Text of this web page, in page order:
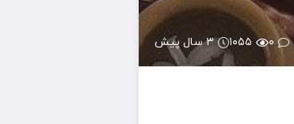
۰ ۱۰۵۵ ۳ سال پیش